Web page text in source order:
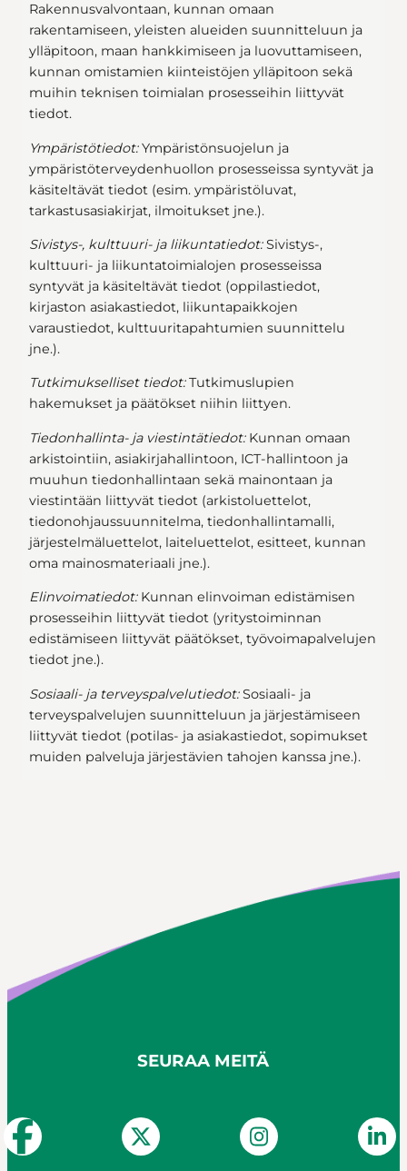
Rakennusvalvontaan, kunnan omaan
rakentamiseen, yleisten alueiden suunnitteluun ja
ylläpitoon, maan hankkimiseen ja luovuttamiseen,
kunnan omistamien kiinteistöjen ylläpitoon sekä
muihin teknisen toimialan prosesseihin liittyvät
tiedot.
Ympäristötiedot:Ympäristönsuojelun ja
ympäristöterveydenhuollon prosesseissa syntyvät ja
käsiteltävät tiedot (esim. ympäristöluvat,
tarkastusasiakirjat, ilmoitukset jne.).
Sivistys-, kulttuuri- ja liikuntatiedot:Sivistys-,
kulttuuri- ja liikuntatoimialojen prosesseissa
syntyvät ja käsiteltävät tiedot (oppilastiedot,
kirjaston asiakastiedot, liikuntapaikkojen
varaustiedot, kulttuuritapahtumien suunnittelu
jne.).
Tutkimukselliset tiedot:Tutkimuslupien
hakemukset ja päätökset niihin liittyen.
Tiedonhallinta- ja viestintätiedot: Kunnan omaan
arkistointiin, asiakirjahallintoon, ICT-hallintoon ja
muuhun tiedonhallintaan sekä mainontaan ja
viestintään liittyvät tiedot (arkistoluettelot,
tiedonohjaussuunnitelma, tiedonhallintamalli,
järjestelmäluettelot, laiteluettelot, esitteet, kunnan
oma mainosmateriaali jne.).
Elinvoimatiedot: Kunnan elinvoiman edistämisen
prosesseihin liittyvät tiedot (yritystoiminnan
edistämiseen liittyvät päätökset, työvoimapalvelujen
tiedot jne.).
Sosiaali- ja terveyspalvelutiedot:Sosiaali- ja
terveyspalvelujen suunnitteluun ja järjestämiseen
liittyvät tiedot (potilas- ja asiakastiedot, sopimukset
muiden palveluja järjestävien tahojen kanssa jne.).
SEURAA MEITÄ